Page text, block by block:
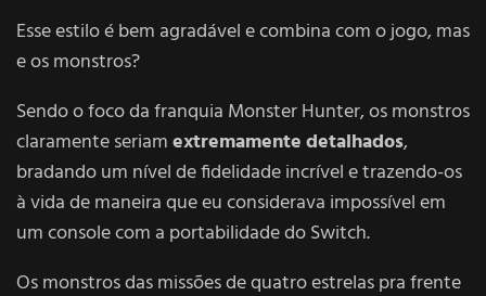
Esse estilo é bem agradável e combina com o jogo, mas
e os monstros?
Sendo o foco da franquia Monster Hunter, os monstros
claramente seriamextremamentedetalhados,
bradando um nível de fidelidade incrível e trazendo-os
à vida de maneira que eu considerava impossível em
um console com a portabilidade do Switch.
Os monstros das missões de quatro estrelas pra frente